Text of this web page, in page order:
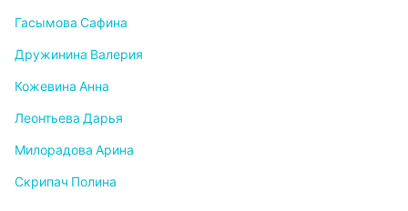
Гасымова Сафина
Дружинина Валерия
Кожевина Анна
Леонтьева Дарья
Милорадова Арина
Скрипач Полина